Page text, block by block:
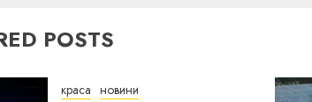
POSTS
краса новини